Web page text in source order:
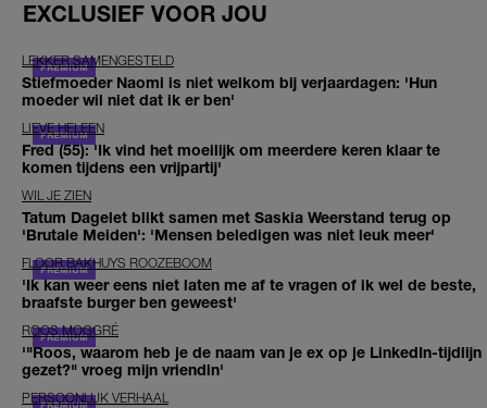
EXCLUSIEF VOOR JOU
LEKKER SAMENGESTELD
Stiefmoeder Naomi is niet welkom bij verjaardagen: 'Hun
moeder wil niet dat ik er ben'
LIEVE HELEEN
Fred (55): 'Ik vind het moeilijk om meerdere keren klaar te
komen tijdens een vrijpartij'
WIL JE ZIEN
Tatum Dagelet blikt samen met Saskia Weerstand terug op
'Brutale Meiden': 'Mensen beledigen was niet leuk meer'
FLOOR BAKHUYS ROOZEBOOM
'Ik kan weer eens niet laten me af te vragen of ik wel de beste,
braafste burger ben geweest'
ROOS MOGGRÉ
'"Roos, waarom heb je de naam van je ex op je LinkedIn-tijdlijn
gezet?" vroeg mijn vriendin'
PERSOONLIJK VERHAAL